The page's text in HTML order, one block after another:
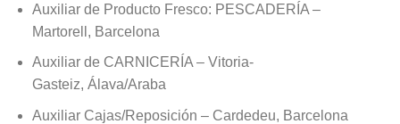
Auxiliar de Producto Fresco: PESCADERÍA –
Martorell, Barcelona
Auxiliar de CARNICERÍA – Vitoria-
Gasteiz, Álava/Araba
Auxiliar Cajas/Reposición – Cardedeu, Barcelona